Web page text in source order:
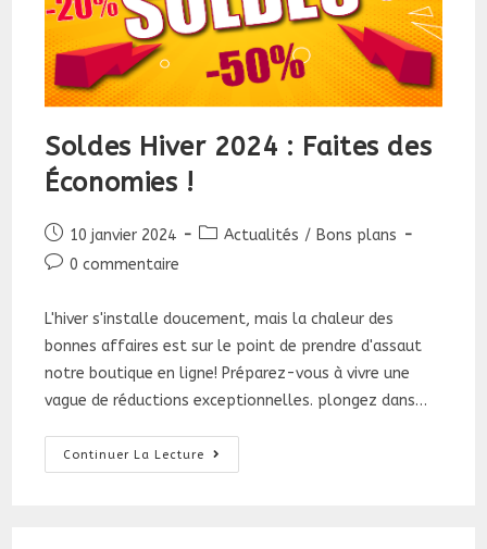
Soldes Hiver 2024 : Faites des
Économies !
Publication
publiée :
10 janvier 2024
PostActualités / Bons plans
Commentaires
la
0 commentaire
L'hiver s'installe doucement, mais la chaleur des
bonnes affaires est sur le point de prendre d'assaut
notre boutique en ligne! Préparez-vous à vivre une
vague de réductions exceptionnelles. plongez dans…
Continuer La Lecture
Soldes
Hiver